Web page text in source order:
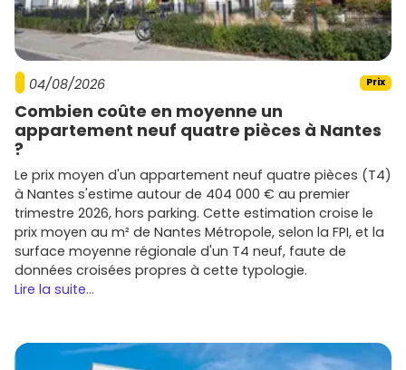
04/08/2026 Prix
Combien coûte en moyenne un
appartement neuf quatre pièces à Nantes
?
Le prix moyen d'un appartement neuf quatre pièces (T4)
à Nantes s'estime autour de 404 000 € au premier
trimestre 2026, hors parking. Cette estimation croise le
prix moyen au m² de Nantes Métropole, selon la FPI, et la
surface moyenne régionale d'un T4 neuf, faute de
données croisées propres à cette typologie.
Lire la suite...